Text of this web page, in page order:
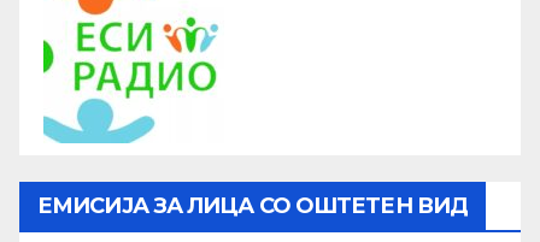
ЕМИСИЈА ЗА ЛИЦА СО ОШТЕТЕН ВИД